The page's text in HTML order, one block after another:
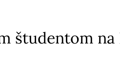
študentom na